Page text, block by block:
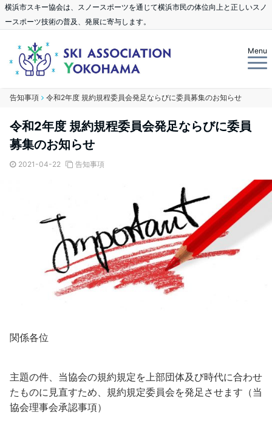
横浜市スキー協会は、スノースポーツを通じて横浜市民の体位向上と正しいスノ
ースポーツ技術の普及、発展に寄与します。
Menu
告知事項 令和2年度 規約規程委員会発足ならびに委員募集のお知らせ
令和2年度 規約規程委員会発足ならびに委員
募集のお知らせ
2021-04-22 告知事項
関係各位
主題の件、当協会の規約規定を上部団体及び時代に合わせ
たものに見直すため、規約規定委員会を発足させます（当
協会理事会承認事項）